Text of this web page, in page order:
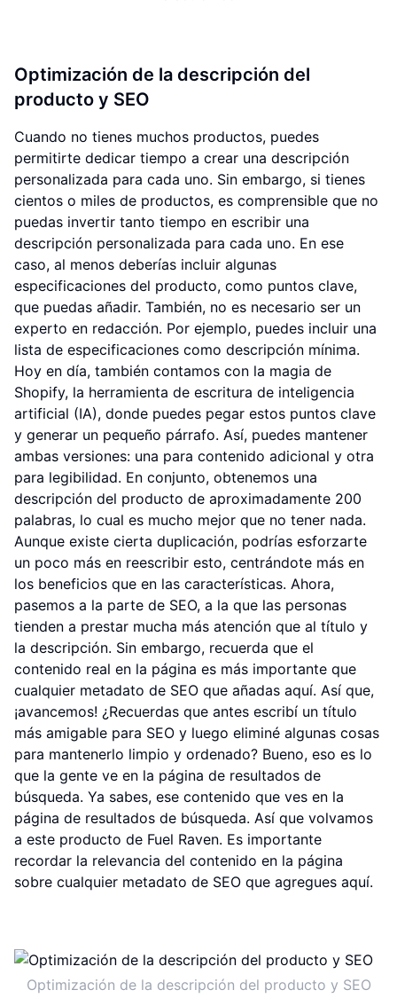
Optimización de la descripción del
producto y SEO
Cuando no tienes muchos productos, puedes
permitirte dedicar tiempo a crear una descripción
personalizada para cada uno. Sin embargo, si tienes
cientos o miles de productos, es comprensible que no
puedas invertir tanto tiempo en escribir una
descripción personalizada para cada uno. En ese
caso, al menos deberías incluir algunas
especificaciones del producto, como puntos clave,
que puedas añadir. También, no es necesario ser un
experto en redacción. Por ejemplo, puedes incluir una
lista de especificaciones como descripción mínima.
Hoy en día, también contamos con la magia de
Shopify, la herramienta de escritura de inteligencia
artificial (IA), donde puedes pegar estos puntos clave
y generar un pequeño párrafo. Así, puedes mantener
ambas versiones: una para contenido adicional y otra
para legibilidad. En conjunto, obtenemos una
descripción del producto de aproximadamente 200
palabras, lo cual es mucho mejor que no tener nada.
Aunque existe cierta duplicación, podrías esforzarte
un poco más en reescribir esto, centrándote más en
los beneficios que en las características. Ahora,
pasemos a la parte de SEO, a la que las personas
tienden a prestar mucha más atención que al título y
la descripción. Sin embargo, recuerda que el
contenido real en la página es más importante que
cualquier metadato de SEO que añadas aquí. Así que,
¡avancemos! ¿Recuerdas que antes escribí un título
más amigable para SEO y luego eliminé algunas cosas
para mantenerlo limpio y ordenado? Bueno, eso es lo
que la gente ve en la página de resultados de
búsqueda. Ya sabes, ese contenido que ves en la
página de resultados de búsqueda. Así que volvamos
a este producto de Fuel Raven. Es importante
recordar la relevancia del contenido en la página
sobre cualquier metadato de SEO que agregues aquí.
Optimización de la descripción del producto y SEO